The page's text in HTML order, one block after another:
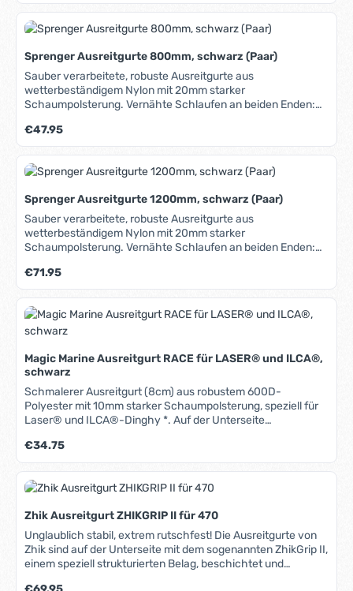
Sprenger Ausreitgurte 800mm, schwarz (Paar)
Sauber verarbeitete, robuste Ausreitgurte aus
wetterbeständigem Nylon mit 20mm starker
Schaumpolsterung. Vernähte Schlaufen an beiden Enden:
werden.
Regulärer Preis:
€47.95
Sprenger Ausreitgurte 1200mm, schwarz (Paar)
Sauber verarbeitete, robuste Ausreitgurte aus
wetterbeständigem Nylon mit 20mm starker
Schaumpolsterung. Vernähte Schlaufen an beiden Enden:
werden.
Regulärer Preis:
€71.95
Magic Marine Ausreitgurt RACE für LASER® und ILCA®,
schwarz
Schmalerer Ausreitgurt (8cm) aus robustem 600D-
Polyester mit 10mm starker Schaumpolsterung, speziell für
Laser® und ILCA®-Dinghy *. Auf der Unterseite
sorgen für optimalen Halt. Durch die schmalere Konstruktion
erhält man etwas mehr Freiraum in der Plicht. Deshalb
eignet sich der "Race" besser für das sportliche Segeln. *
Selbstverständlich auch auf anderen Booten verwendbar,
Regulärer Preis:
€34.75
Zhik Ausreitgurt ZHIKGRIP II für 470
Unglaublich stabil, extrem rutschfest! Die Ausreitgurte von
Zhik sind auf der Unterseite mit dem sogenannten ZhikGrip II,
einem speziell strukturierten Belag, beschichtet und
Regulärer Preis: